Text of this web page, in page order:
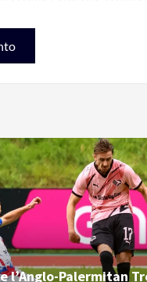
l’Anglo-Palermitan